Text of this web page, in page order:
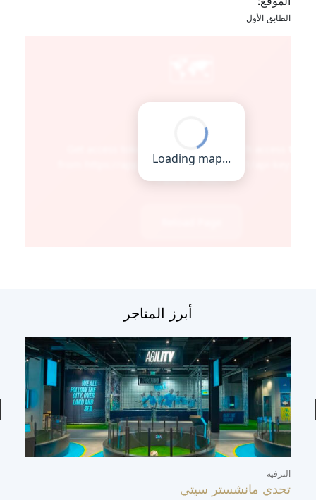
الطابق الأول
أبرز المتاجر
الترفيه
تحدي مانشستر سيتي